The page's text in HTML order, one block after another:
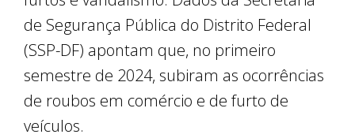
de Segurança Pública do Distrito Federal
(SSP-DF) apontam que, no primeiro
semestre de 2024, subiram as ocorrências
de roubos em comércio e de furto de
veículos.